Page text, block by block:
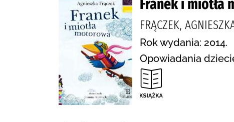
Franek i miotła
FRĄCZEK,
Rok wydania: 2014.
Opowiadania